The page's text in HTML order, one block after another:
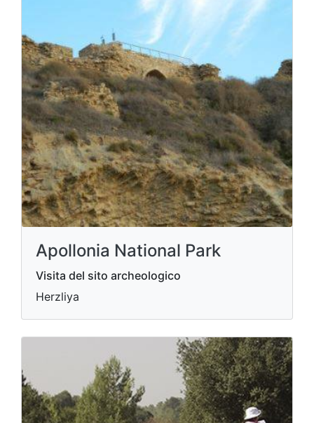
Apollonia National Park
Visita del sito archeologico
Herzliya